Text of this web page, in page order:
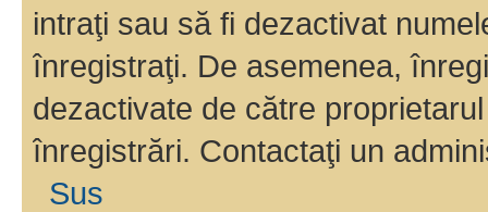
intraţi sau să fi dezactivat
înregistraţi. De asemenea,
dezactivate de către
înregistrări. Contactaţi un
Sus